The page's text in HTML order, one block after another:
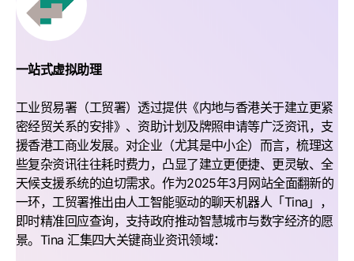
一站式虚拟助理
工业贸易署（工贸署）透过提供《内地与香港关于建立更紧
密经贸关系的安排》、资助计划及牌照申请等广泛资讯，支
援香港工商业发展。对企业（尤其是中小企）而言，梳理这
些复杂资讯往往耗时费力，凸显了建立更便捷、更灵敏、全
天候支援系统的迫切需求。作为2025年3月网站全面翻新的
一环，工贸署推出由人工智能驱动的聊天机器人「Tina」，
即时精准回应查询，支持政府推动智慧城市与数字经济的愿
景。Tina 汇集四大关键商业资讯领域：